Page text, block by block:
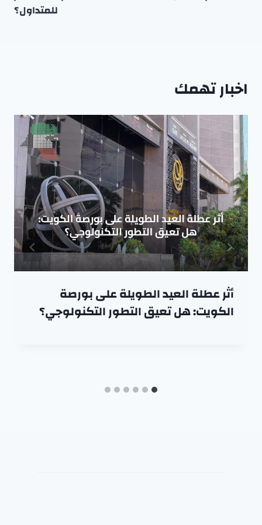
للمتداول؟
اخبار تهمك
أثر عطلة العيد الطويلة على بورصة
الكويت: هل تعيق التطور التكنولوجي؟